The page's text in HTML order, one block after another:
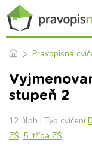
Pravopisná
stupeň 2
12 úloh | Typ cvičení
ZŠ, 5. třída ZŠ